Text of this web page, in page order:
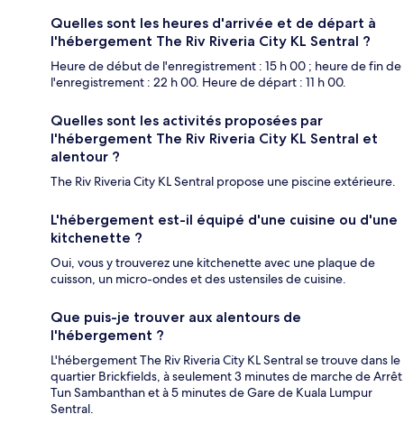
Quelles sont les heures d'arrivée et de départ à
l'hébergement The Riv Riveria City KL Sentral ?
Heure de début de l'enregistrement : 15 h 00 ; heure de fin de
l'enregistrement : 22 h 00. Heure de départ : 11 h 00.
Quelles sont les activités proposées par
l'hébergement The Riv Riveria City KL Sentral et
alentour ?
The Riv Riveria City KL Sentral propose une piscine extérieure.
L'hébergement est-il équipé d'une cuisine ou d'une
kitchenette ?
Oui, vous y trouverez une kitchenette avec une plaque de
cuisson, un micro-ondes et des ustensiles de cuisine.
Que puis-je trouver aux alentours de
l'hébergement ?
L'hébergement The Riv Riveria City KL Sentral se trouve dans le
quartier Brickfields, à seulement 3 minutes de marche de Arrêt
Tun Sambanthan et à 5 minutes de Gare de Kuala Lumpur
Sentral.